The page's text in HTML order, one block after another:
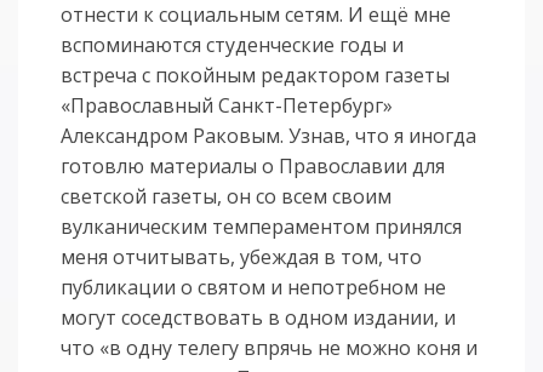
отнести к социальным сетям. И ещё мне
вспоминаются студенческие годы и
встреча с покойным редактором газеты
«Православный Санкт-Петербург»
Александром Раковым. Узнав, что я иногда
готовлю материалы о Православии для
светской газеты, он со всем своим
вулканическим темпераментом принялся
меня отчитывать, убеждая в том, что
публикации о святом и непотребном не
могут соседствовать в одном издании, и
что «в одну телегу впрячь не можно коня и